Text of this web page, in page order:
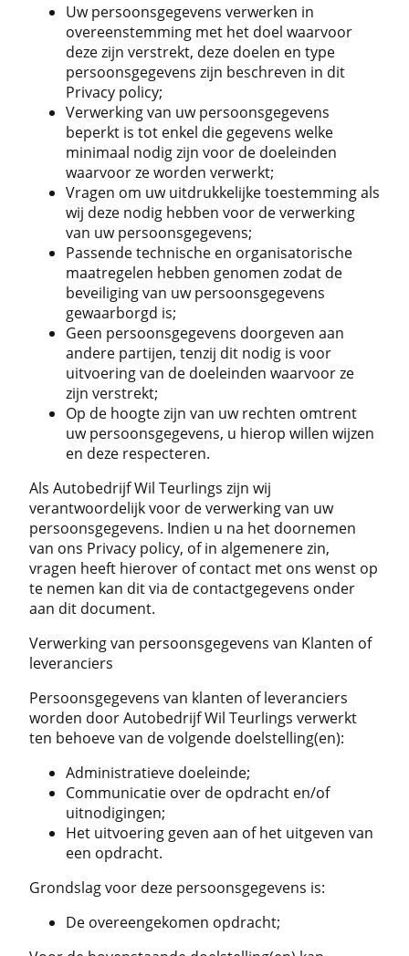
Uw persoonsgegevens verwerken in
overeenstemming met het doel waarvoor
deze zijn verstrekt, deze doelen en type
persoonsgegevens zijn beschreven in dit
Privacy policy;
Verwerking van uw persoonsgegevens
beperkt is tot enkel die gegevens welke
minimaal nodig zijn voor de doeleinden
waarvoor ze worden verwerkt;
Vragen om uw uitdrukkelijke toestemming als
wij deze nodig hebben voor de verwerking
van uw persoonsgegevens;
Passende technische en organisatorische
maatregelen hebben genomen zodat de
beveiliging van uw persoonsgegevens
gewaarborgd is;
Geen persoonsgegevens doorgeven aan
andere partijen, tenzij dit nodig is voor
uitvoering van de doeleinden waarvoor ze
zijn verstrekt;
Op de hoogte zijn van uw rechten omtrent
uw persoonsgegevens, u hierop willen wijzen
en deze respecteren.
Als Autobedrijf Wil Teurlings zijn wij
verantwoordelijk voor de verwerking van uw
persoonsgegevens. Indien u na het doornemen
van ons Privacy policy, of in algemenere zin,
vragen heeft hierover of contact met ons wenst op
te nemen kan dit via de contactgegevens onder
aan dit document.
Verwerking van persoonsgegevens van Klanten of
leveranciers
Persoonsgegevens van klanten of leveranciers
worden door Autobedrijf Wil Teurlings verwerkt
ten behoeve van de volgende doelstelling(en):
Administratieve doeleinde;
Communicatie over de opdracht en/of
uitnodigingen;
Het uitvoering geven aan of het uitgeven van
een opdracht.
Grondslag voor deze persoonsgegevens is:
De overeengekomen opdracht;